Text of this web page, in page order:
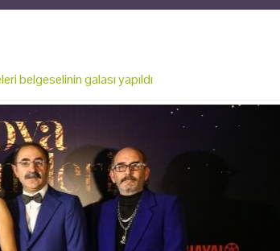
belgeselinin galası yapıldı